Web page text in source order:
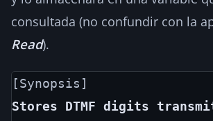
consultada (no confundir con la
Read).
Stores DTMF digits